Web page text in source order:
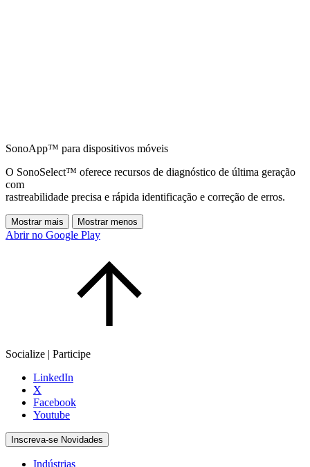
SonoApp™ para dispositivos móveis
O SonoSelect™ oferece recursos de diagnóstico de última geração
com
rastreabilidade precisa e rápida identificação e correção de erros.
Mostrar mais Mostrar menos
Abrir no Google Play
Socialize | Participe
LinkedIn
X
Facebook
Youtube
Inscreva-se Novidades
Indústrias